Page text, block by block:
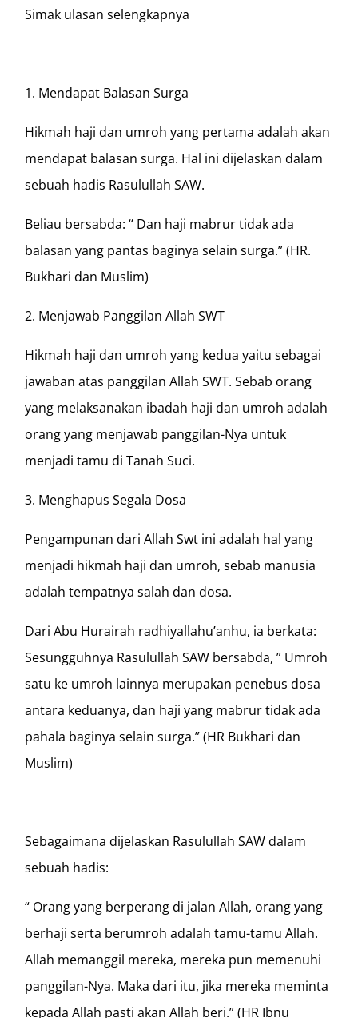
Simak ulasan selengkapnya
1. Mendapat Balasan Surga
Hikmah haji dan umroh yang pertama adalah akan
mendapat balasan surga. Hal ini dijelaskan dalam
sebuah hadis Rasulullah SAW.
Beliau bersabda: “ Dan haji mabrur tidak ada
balasan yang pantas baginya selain surga.” (HR.
Bukhari dan Muslim)
2. Menjawab Panggilan Allah SWT
Hikmah haji dan umroh yang kedua yaitu sebagai
jawaban atas panggilan Allah SWT. Sebab orang
yang melaksanakan ibadah haji dan umroh adalah
orang yang menjawab panggilan-Nya untuk
menjadi tamu di Tanah Suci.
3. Menghapus Segala Dosa
Pengampunan dari Allah Swt ini adalah hal yang
menjadi hikmah haji dan umroh, sebab manusia
adalah tempatnya salah dan dosa.
Dari Abu Hurairah radhiyallahu’anhu, ia berkata:
Sesungguhnya Rasulullah SAW bersabda, ” Umroh
satu ke umroh lainnya merupakan penebus dosa
antara keduanya, dan haji yang mabrur tidak ada
pahala baginya selain surga.” (HR Bukhari dan
Muslim)
Sebagaimana dijelaskan Rasulullah SAW dalam
sebuah hadis:
“ Orang yang berperang di jalan Allah, orang yang
berhaji serta berumroh adalah tamu-tamu Allah.
Allah memanggil mereka, mereka pun memenuhi
panggilan-Nya. Maka dari itu, jika mereka meminta
kepada Allah pasti akan Allah beri.” (HR Ibnu